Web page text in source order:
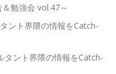
勉強会 vol.47～
ント界隈の情報をCatch-
タント界隈の情報をCatch-